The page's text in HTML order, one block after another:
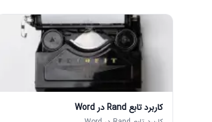
کاربرد تابع Rand در Word